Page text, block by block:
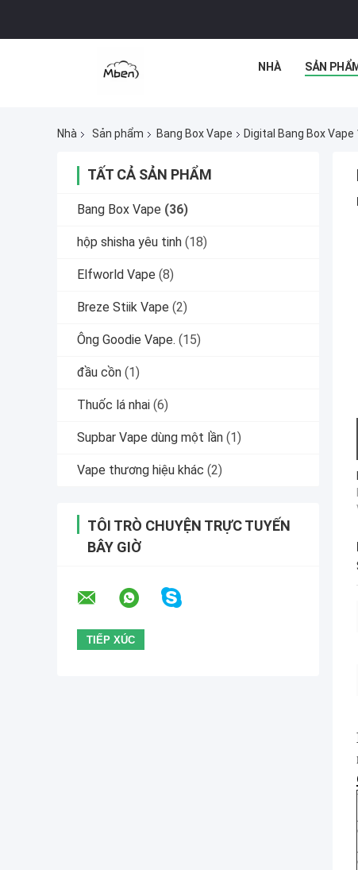
NHÀ SẢN PHẨM
Nhà Sản phẩm Bang Box Vape Digital Bang Box
TẤT CẢ SẢN PHẨM
Bang Box Vape (36)
hộp shisha yêu tinh (18)
Elfworld Vape (8)
Breze Stiik Vape (2)
Ông Goodie Vape. (15)
đầu cồn (1)
Thuốc lá nhai (6)
Supbar Vape dùng một lần (1)
Vape thương hiệu khác (2)
TÔI TRÒ CHUYỆN TRỰC TUYẾN
BÂY GIỜ